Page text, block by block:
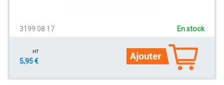
3199 08 17 En stock
HT
5,95 €